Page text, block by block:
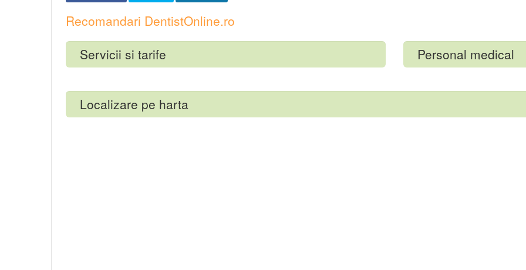
Recomandari DentistOnline.ro
Servicii si tarife
Personal medical
Localizare pe harta